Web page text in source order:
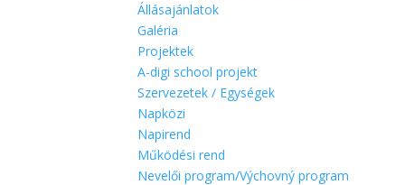
Állásajánlatok
Galéria
Projektek
A-digi school projekt
Szervezetek / Egységek
Napközi
Napirend
Működési rend
Nevelői program/Výchovný program